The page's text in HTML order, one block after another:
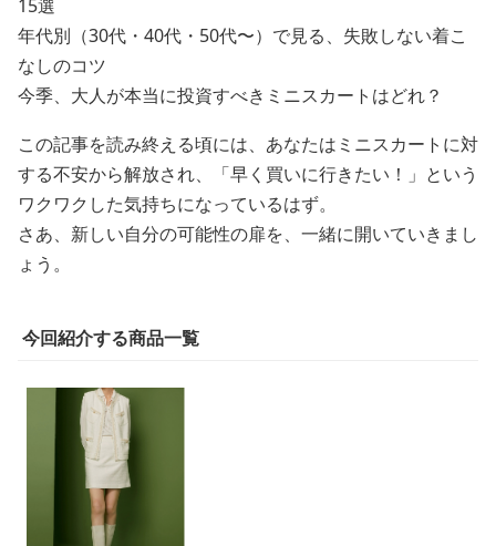
15選
年代別（30代・40代・50代〜）で見る、失敗しない着こ
なしのコツ
今季、大人が本当に投資すべきミニスカートはどれ？
この記事を読み終える頃には、あなたはミニスカートに対
する不安から解放され、「早く買いに行きたい！」という
ワクワクした気持ちになっているはず。
さあ、新しい自分の可能性の扉を、一緒に開いていきまし
ょう。
今回紹介する商品一覧